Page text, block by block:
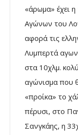
«άρωμα» έχει
Αγώνων του
αφορά τις
Λυμπερτά
στα 10χλμ.
αγώνισμα που
«προίκα» το
πέρυσι, στο
Σανγκάης, η